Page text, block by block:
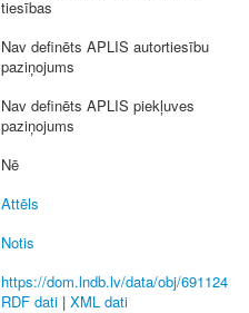
tiesības
Nav definēts APLIS autortiesību
paziņojums
Nav definēts APLIS piekļuves
paziņojums
Nē
Attēls
Notis
https://dom.lndb.lv/data/obj/691124
RDF dati | XML dati